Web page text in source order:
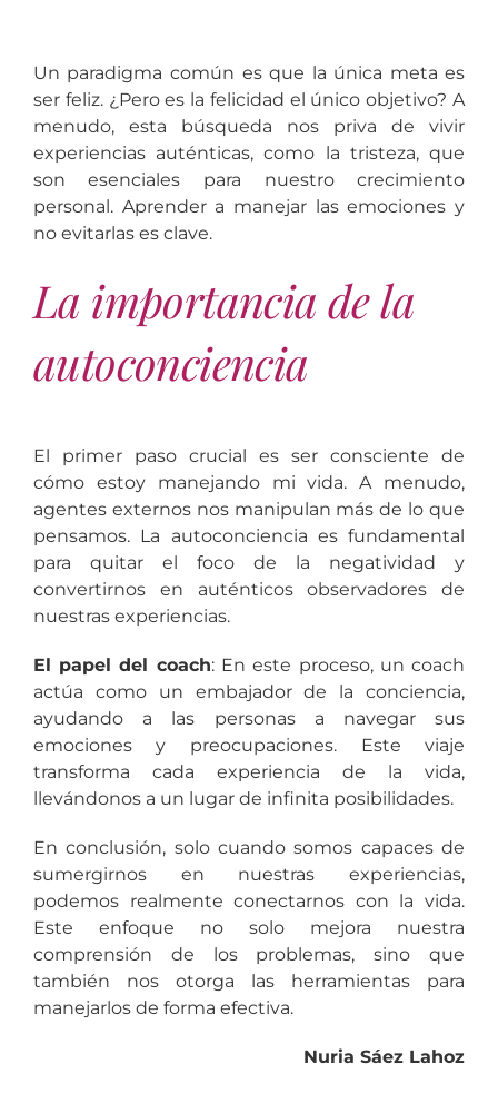
Un paradigma común es que la única meta es
ser feliz. ¿Pero es la felicidad el único objetivo? A
menudo, esta búsqueda nos priva de vivir
experiencias auténticas, como la tristeza, que
son esenciales para nuestro crecimiento
personal. Aprender a manejar las emociones y
no evitarlas es clave.
La importancia de la
autoconciencia
El primer paso crucial es ser consciente de
cómo estoy manejando mi vida. A menudo,
agentes externos nos manipulan más de lo que
pensamos. La autoconciencia es fundamental
para quitar el foco de la negatividad y
convertirnos en auténticos observadores de
nuestras experiencias.
El papel del coach: En este proceso, un coach
actúa como un embajador de la conciencia,
ayudando a las personas a navegar sus
emociones y preocupaciones. Este viaje
transforma cada experiencia de la vida,
llevándonos a un lugar de infinita posibilidades.
En conclusión, solo cuando somos capaces de
sumergirnos en nuestras experiencias,
podemos realmente conectarnos con la vida.
Este enfoque no solo mejora nuestra
comprensión de los problemas, sino que
también nos otorga las herramientas para
manejarlos de forma efectiva.
Nuria Sáez Lahoz